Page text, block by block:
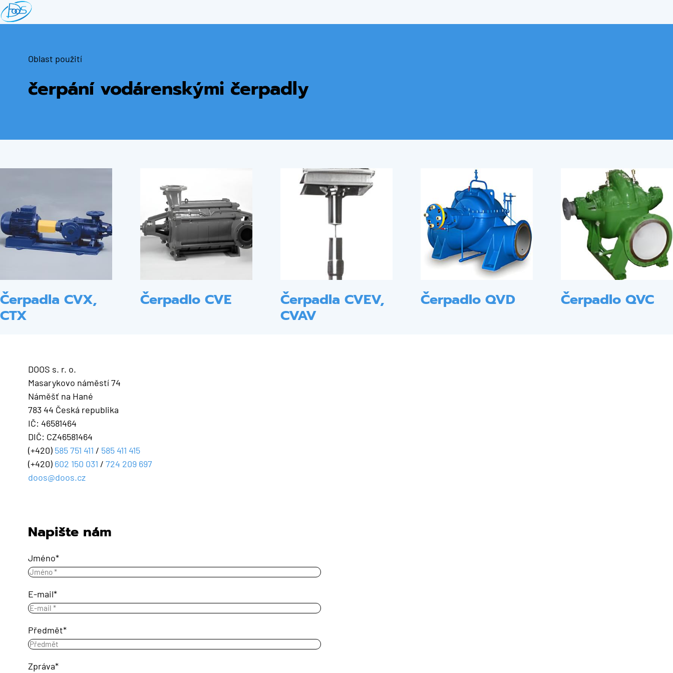
Přejít
k
Oblast použití
čerpání vodárenskými čerpadly
Čerpadla CVX,
CTX
Čerpadlo CVE
Čerpadla CVEV,
CVAV
Čerpadlo QVD Čerpadlo QVC
DOOS s. r. o.
Masarykovo náměstí 74
Náměšť na Hané
783 44 Česká republika
IČ: 46581464
DIČ: CZ46581464
(+420) 585 751 411 / 585 411 415
(+420) 602 150 031 /724 209 697
doos@doos.cz
Napište nám
Jméno
E-mail
Předmět
Zpráva